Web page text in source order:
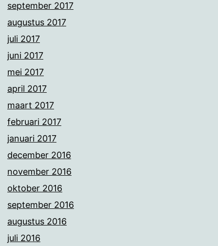
september 2017
augustus 2017
juli 2017
juni 2017
mei 2017
april 2017
maart 2017
februari 2017
januari 2017
december 2016
november 2016
oktober 2016
september 2016
augustus 2016
juli 2016